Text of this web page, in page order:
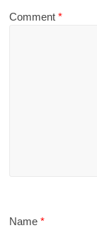
Comment*
Name*